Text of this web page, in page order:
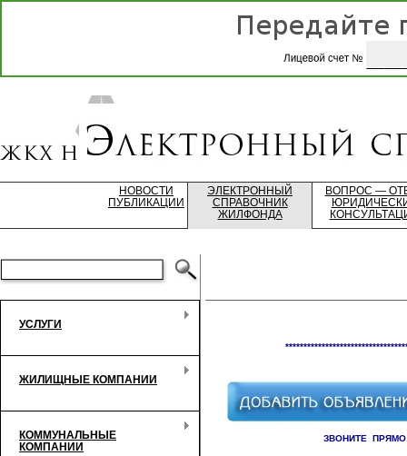
НОВОСТИ
ПУБЛИКАЦИИ
ЭЛЕКТРОННЫЙ
СПРАВОЧНИК
ЖИЛФОНДА
ВОПРОС —
УСЛУГИ
ЖИЛИЩНЫЕ КОМПАНИИ
КОММУНАЛЬНЫЕ
КОМПАНИИ
ЗВОНИТЕ